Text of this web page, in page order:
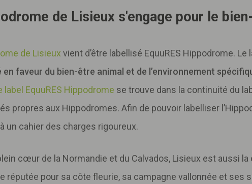
de Lisieux s'engage pour le
de Lisieux vient d’être labellisé EquuRES Hippodrome. Le
en faveur du bien-être animal et de l’environnement
label EquuRES Hippodrome se trouve dans la continuité du
propres aux Hippodromes. Afin de pouvoir labelliser
un cahier des charges rigoureux.
cœur de la Normandie et du Calvados, Lisieux est aussi la
réputée pour sa côte fleurie, sa campagne vallonnée et ses